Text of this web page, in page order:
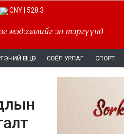
мэдээллийг эн тэргүүнд
CNY | 528.3
ӨНЦӨГ СОЁЛ УРЛАГ СПОРТ